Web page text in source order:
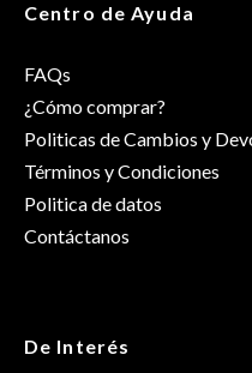
Centro de Ayuda
FAQs
¿Cómo comprar?
Politicas de Cambios y
Términos y Condiciones
Politica de datos
Contáctanos
De Interés